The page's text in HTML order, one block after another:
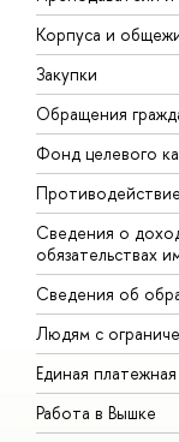
Корпуса и
Закупки
Обращения
Фонд целевого
Сведения о
обязательствах
Сведения об
Людям с
Единая
Работа в Вышке